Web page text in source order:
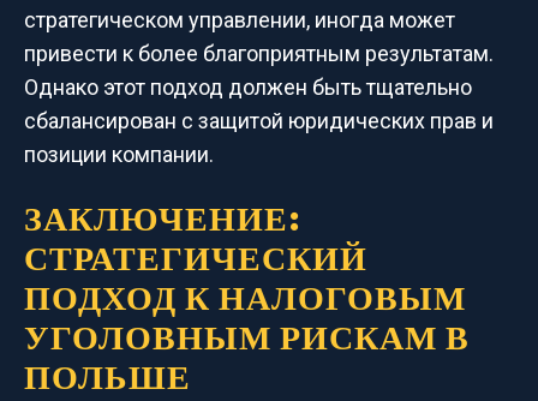
стратегическом управлении, иногда может
привести к более благоприятным результатам.
Однако этот подход должен быть тщательно
сбалансирован с защитой юридических прав и
позиции компании.
ЗАКЛЮЧЕНИЕ:
СТРАТЕГИЧЕСКИЙ
ПОДХОД К НАЛОГОВЫМ
УГОЛОВНЫМ РИСКАМ В
ПОЛЬШЕ